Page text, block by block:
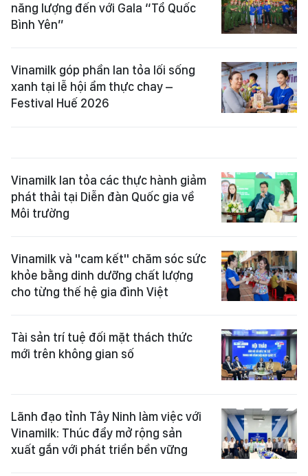
năng lượng đến với Gala “Tổ Quốc
Bình Yên”
Vinamilk góp phần lan tỏa lối sống
xanh tại lễ hội ẩm thực chay –
Festival Huế 2026
Vinamilk lan tỏa các thực hành giảm
phát thải tại Diễn đàn Quốc gia về
Môi trường
Vinamilk và "cam kết" chăm sóc sức
khỏe bằng dinh dưỡng chất lượng
cho từng thế hệ gia đình Việt
Tài sản trí tuệ đối mặt thách thức
mới trên không gian số
Lãnh đạo tỉnh Tây Ninh làm việc với
Vinamilk: Thúc đẩy mở rộng sản
xuất gắn với phát triển bền vững